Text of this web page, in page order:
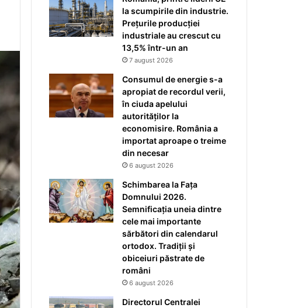
la scumpirile din industrie.
Prețurile producției
industriale au crescut cu
13,5% într-un an
7 august 2026
Consumul de energie s-a
apropiat de recordul verii,
în ciuda apelului
autorităților la
economisire. România a
importat aproape o treime
din necesar
6 august 2026
Schimbarea la Fața
Domnului 2026.
Semnificația uneia dintre
cele mai importante
sărbători din calendarul
ortodox. Tradiții și
obiceiuri păstrate de
români
6 august 2026
Directorul Centralei